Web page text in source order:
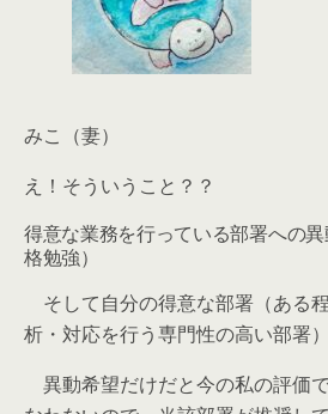
みこ（妻）
え！そういうこと？？
得意な業務を行っている部署への
格勉強）
そして自分の得意な部署（ある
析・対応を行う専門性の高い部署
異動希望だけだと今の私の評価